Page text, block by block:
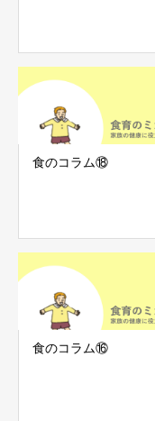
食のコラム⑱
食のコラム⑯